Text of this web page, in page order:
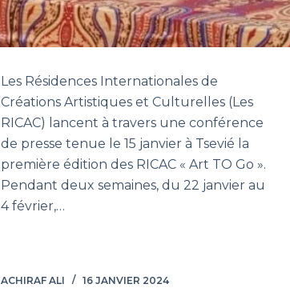
Les Résidences Internationales de
Créations Artistiques et Culturelles (Les
RICAC) lancent à travers une conférence
de presse tenue le 15 janvier à Tsevié la
première édition des RICAC « Art TO Go ».
Pendant deux semaines, du 22 janvier au
4 février,…
ACHIRAF ALI 16 JANVIER 2024